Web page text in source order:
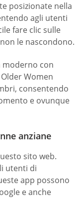
posizionate nella
agli utenti
fare clic sulle
le nascondono.
moderno con
Women
consentendo
e ovunque
anziane
sito web.
utenti di
app possono
e anche